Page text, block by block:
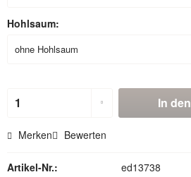
Hohlsaum:
In den
Merken Bewerten
Artikel-Nr.:
ed13738